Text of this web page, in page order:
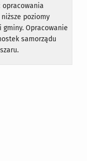
poziomy
Opracowanie
samorządu